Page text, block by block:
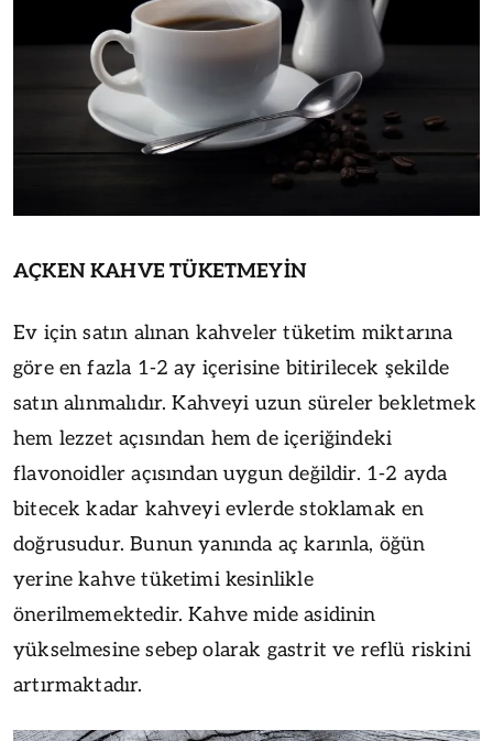
AÇKEN KAHVE TÜKETMEYİN
Ev için satın alınan kahveler tüketim miktarına
göre en fazla 1-2 ay içerisine bitirilecek şekilde
satın alınmalıdır. Kahveyi uzun süreler bekletmek
hem lezzet açısından hem de içeriğindeki
flavonoidler açısından uygun değildir. 1-2 ayda
bitecek kadar kahveyi evlerde stoklamak en
doğrusudur. Bunun yanında aç karınla, öğün
yerine kahve tüketimi kesinlikle
önerilmemektedir. Kahve mide asidinin
yükselmesine sebep olarak gastrit ve reflü riskini
artırmaktadır.